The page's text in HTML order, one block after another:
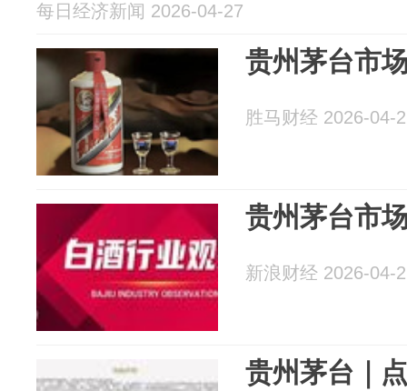
每日经济新闻 2026-04-27
贵州茅台市
胜马财经 2026-04-
贵州茅台市
新浪财经 2026-04-
贵州茅台｜